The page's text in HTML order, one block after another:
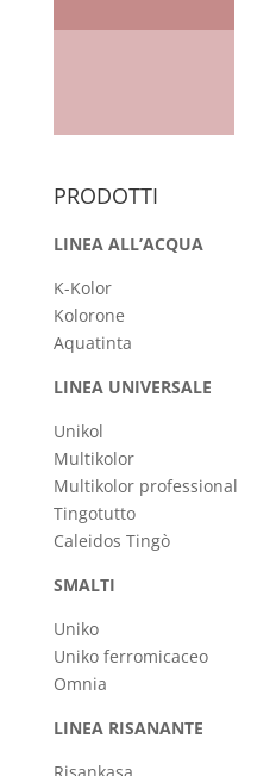
PRODOTTI
LINEA ALL’ACQUA
K-Kolor
Kolorone
Aquatinta
LINEA UNIVERSALE
Unikol
Multikolor
Multikolor professional
Tingotutto
Caleidos Tingò
SMALTI
Uniko
Uniko ferromicaceo
Omnia
LINEA RISANANTE